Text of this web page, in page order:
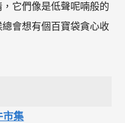
它們像是低聲呢喃般的
會想有個百寶袋貪心收
市集